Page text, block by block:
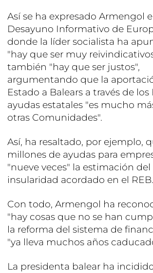
Así se ha expresado Armengol
Desayuno Informativo de
donde la líder socialista ha
"hay que ser muy
también "hay que ser justos",
argumentando que la
Estado a Balears a través de los
ayudas estatales "es mucho
otras Comunidades".
Así, ha resaltado, por ejemplo,
millones de ayudas para
"nueve veces" la estimación
insularidad acordado en el REB.
Con todo, Armengol ha
"hay cosas que no se han
la reforma del sistema de
"ya lleva muchos años
La presidenta balear ha